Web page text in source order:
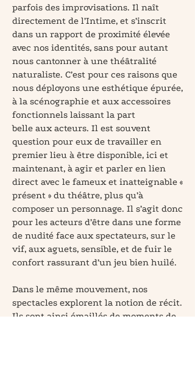
parfois des improvisations. Il naît
directement de l’Intime, et s’inscrit
dans un rapport de proximité élevée
avec nos identités, sans pour autant
nous cantonner à une théâtralité
naturaliste. C’est pour ces raisons que
nous déployons une esthétique épurée,
à la scénographie et aux accessoires
fonctionnels laissant la part
belle aux acteurs. Il est souvent
question pour eux de travailler en
premier lieu à être disponible, ici et
maintenant, à agir et parler en lien
direct avec le fameux et inatteignable «
présent » du théâtre, plus qu’à
composer un personnage. Il s’agit donc
pour les acteurs d’être dans une forme
de nudité face aux spectateurs, sur le
vif, aux aguets, sensible, et de fuir le
confort rassurant d’un jeu bien huilé.
Dans le même mouvement, nos
spectacles explorent la notion de récit.
Ils sont ainsi émaillés de moments de